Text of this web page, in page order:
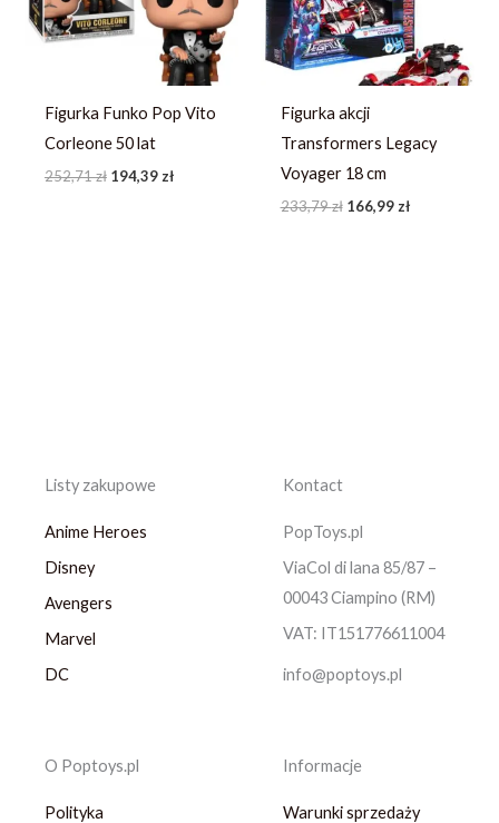
Figurka Funko Pop Vito
Corleone 50 lat
252,71zł 194,39 zł
Figurka akcji
Transformers Legacy
Voyager 18 cm
233,79zł 166,99 zł
Listy zakupowe
Anime Heroes
Disney
Avengers
Marvel
DC
Kontact
PopToys.pl
ViaCol di lana 85/87 –
00043 Ciampino (RM)
VAT: IT151776611004
info@poptoys.pl
O Poptoys.pl
Polityka
Informacje
Warunki sprzedaży